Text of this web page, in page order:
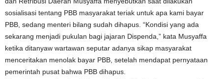
sosialisasi tentang PBB masyarakat teriak untuk apa kami bayar
PBB, sedang menteri bilang sudah dihapus. “Kondisi yang ada
sekarang menjadi pukulan bagi jajaran Dispenda,” kata Musyaffa
ketika ditanyaw wartawan seputar adanya sikap masyarakat
menceritakan menolak bayar PBB, setelah mendapat pernyataan
pemerintah pusat bahwa PBB dihapus.